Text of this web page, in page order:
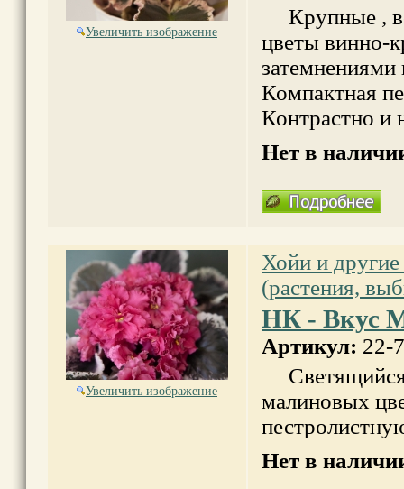
Увеличить изображение
Крупные ,
цветы винно-
затемнениями
Компактная
Контрастно и
Нет в
Увеличить изображение
Хойи и другие
(растения,
НК - Вкус
Артикул: 22-
Светящийся
малиновых
Нет в